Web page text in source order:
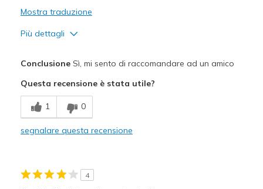
Mostra traduzione
Più dettagli
Breathe Well
Comfortable
ConclusioneSì, mi sento di raccomandare ad un amico
Questa recensione è stata utile?
1 0
segnalare questa recensione
4